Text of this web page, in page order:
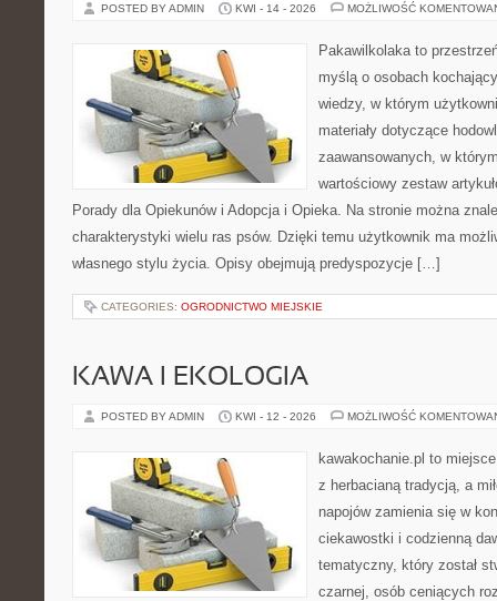
POSTED BY ADMIN KWI - 14 - 2026 MOŻLIWOŚĆ
Pakawilkolaka to
myślą o osobach
wiedzy, w którym
materiały dotyczące
zaawansowanych, w
wartościowy zestaw
Porady dla Opiekunów i Adopcja i Opieka. Na stronie można
charakterystyki wielu ras psów. Dzięki temu użytkownik ma
własnego stylu życia. Opisy obejmują predyspozycje […]
CATEGORIES: OGRODNICTWO MIEJSKIE
KAWA I EKOLOGIA
POSTED BY ADMIN KWI - 12 - 2026 MOŻLIWOŚĆ
kawakochanie.pl to
z herbacianą tradycją, a
napojów zamienia się w
ciekawostki i codzienną
tematyczny, który został
czarnej, osób ceniących